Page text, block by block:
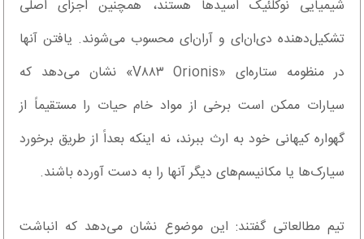
شیمیایی نوکلئیک اسیدها هستند، همچنین اجزای اصلی
تشکیل‌دهنده دی‌ان‌ای و آران‌ای محسوب می‌شوند. یافتن آنها
در منظومه ستاره‌ای «V۸۸۳ Orionis» نشان می‌دهد که
سیارات ممکن است برخی از مواد خام حیات را مستقیماً از
گهواره کیهانی خود به ارث ببرند، نه اینکه بعداً از طریق برخورد
سیارک‌ها یا مکانیسم‌های دیگر آنها را به دست آورده باشند.
تیم مطالعاتی گفتند: این موضوع نشان می‌دهد که انباشت